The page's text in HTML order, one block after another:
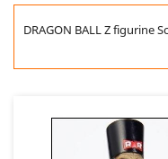
DRAGON BALL Z figurine